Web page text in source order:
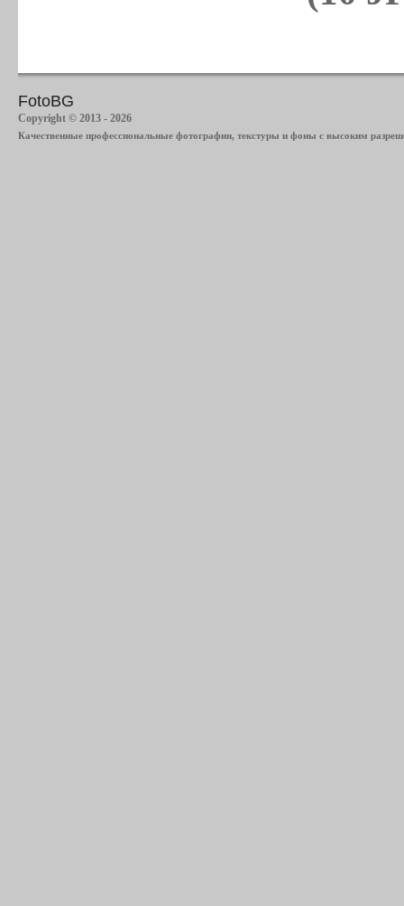
FotoBG
Copyright © 2013 - 2026
Качественные профессиональные фотографии, текстуры и фоны с высоким